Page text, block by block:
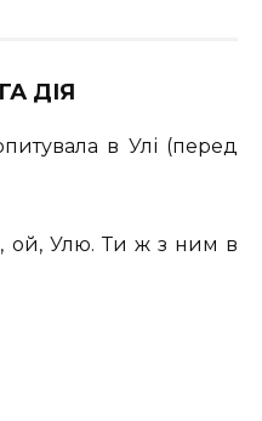
ДІЯ
в Улі (перед
ой, Улю. Ти ж з ним в